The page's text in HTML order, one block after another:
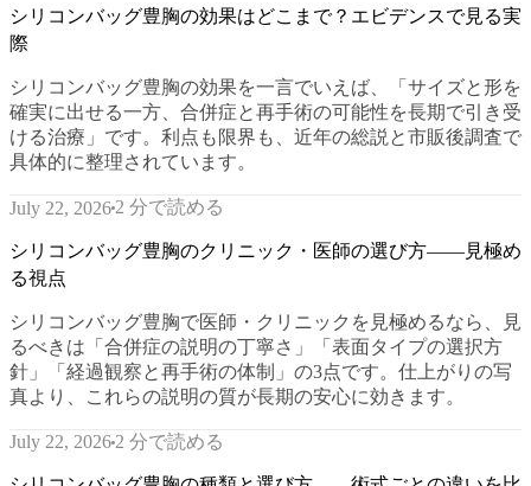
シリコンバッグ豊胸の効果はどこまで？エビデンスで見る実
際
シリコンバッグ豊胸の効果を一言でいえば、「サイズと形を
確実に出せる一方、合併症と再手術の可能性を長期で引き受
ける治療」です。利点も限界も、近年の総説と市販後調査で
具体的に整理されています。
July 22, 2026 2 分で読める
シリコンバッグ豊胸のクリニック・医師の選び方——見極め
る視点
シリコンバッグ豊胸で医師・クリニックを見極めるなら、見
るべきは「合併症の説明の丁寧さ」「表面タイプの選択方
針」「経過観察と再手術の体制」の3点です。仕上がりの写
真より、これらの説明の質が長期の安心に効きます。
July 22, 2026 2 分で読める